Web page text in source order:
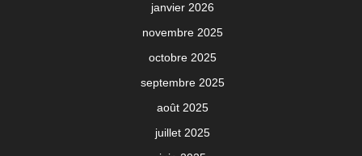
janvier 2026
novembre 2025
octobre 2025
septembre 2025
août 2025
juillet 2025